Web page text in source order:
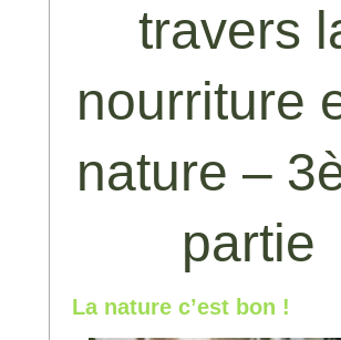
travers
nourriture
nature –
partie
La nature c’est bon !